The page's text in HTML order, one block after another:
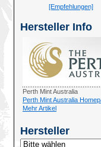
[Empfehlungen]
Hersteller Info
Perth Mint Australia
Perth Mint Australia
Mehr Artikel
Hersteller